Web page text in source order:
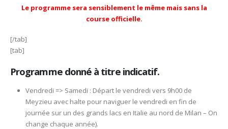
Le programme sera sensiblement le même mais sans la
course officielle.
[/tab]
[tab]
Programme donné à titre indicatif.
Vendredi => Samedi : Départ le vendredi vers 9h00 de
Meyzieu avec halte pour naviguer le vendredi en fin de
journée sur un des grands lacs en Italie au nord de Milan – On
change chaque année).